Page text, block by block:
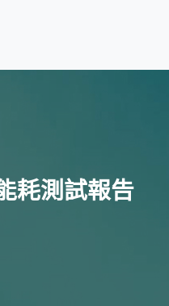
耗測試報告